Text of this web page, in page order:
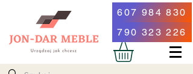
607 984 830
790 323 226